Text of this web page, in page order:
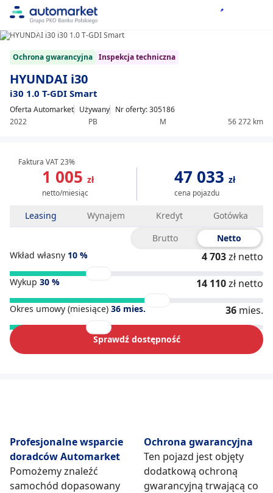
1/25
Ochrona gwarancyjna Inspekcja techniczna
HYUNDAI i30
i30 1.0 T-GDI Smart
Oferta Automarket Używany
2022
PB M 56 272 km
Nr oferty: 305186
1 005zł
netto/miesiąc
47 033zł
cena pojazdu
Faktura VAT 23%
Leasing Wynajem Kredyt
Gotówka
Brutto
Netto
Wkład własny 10 % 4 703zł netto
Wykup 30 % 14 110zł netto
Okres umowy (miesiące) 36 mies. 36 mies.
Sprawdź dostępność
Profesjonalne wsparcie
doradców Automarket
Pomożemy znaleźć
samochód dopasowany
Ochrona gwarancyjna
Ten pojazd jest objęty
dodatkową ochroną
gwarancyjną trwającą co